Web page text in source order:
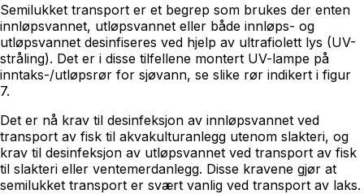
Semilukket transport er et begrep som brukes der enten
innløpsvannet, utløpsvannet eller både innløps- og
utløpsvannet desinfiseres ved hjelp av ultrafiolett lys (UV-
stråling). Det er i disse tilfellene montert UV-lampe på
inntaks-/utløpsrør for sjøvann, se slike rør indikert i figur
7.
Det er nå krav til desinfeksjon av innløpsvannet ved
transport av fisk til akvakulturanlegg utenom slakteri, og
krav til desinfeksjon av utløpsvannet ved transport av fisk
til slakteri eller ventemerdanlegg. Disse kravene gjør at
semilukket transport er svært vanlig ved transport av laks.